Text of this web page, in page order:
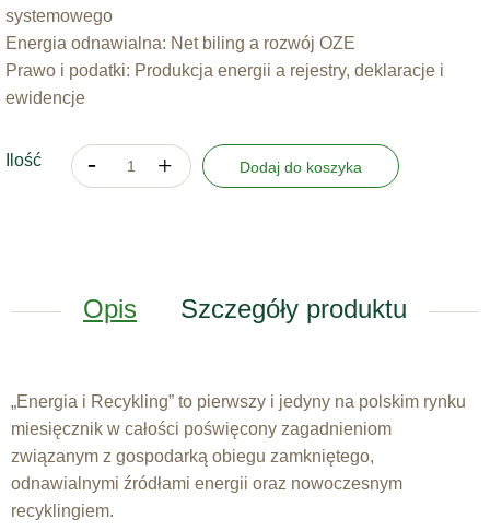
systemowego
Energia odnawialna: Net biling a rozwój OZE
Prawo i podatki: Produkcja energii a rejestry, deklaracje i
ewidencje
Ilość Dodaj do koszyka
Opis Szczegóły produktu
„Energia i Recykling” to pierwszy i jedyny na polskim rynku
miesięcznik w całości poświęcony zagadnieniom
związanym z gospodarką obiegu zamkniętego,
odnawialnymi źródłami energii oraz nowoczesnym
recyklingiem.